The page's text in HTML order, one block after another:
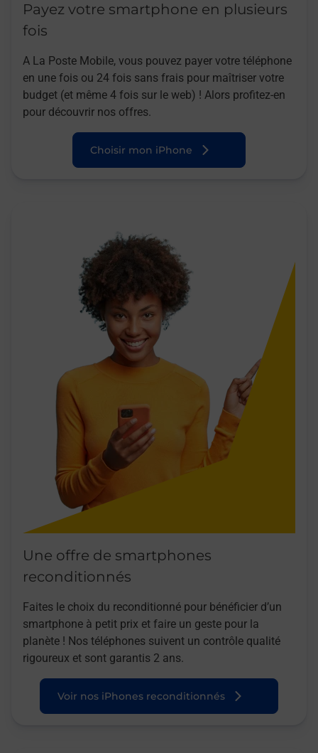
Payez votre smartphone en plusieurs
fois
A La Poste Mobile, vous pouvez payer votre téléphone
en une fois ou 24 fois sans frais pour maîtriser votre
budget (et même 4 fois sur le web) ! Alors profitez-en
pour découvrir nos offres.
Choisir mon iPhone
Une offre de smartphones
reconditionnés
Faites le choix du reconditionné pour bénéficier d’un
smartphone à petit prix et faire un geste pour la
planète ! Nos téléphones suivent un contrôle qualité
rigoureux et sont garantis 2 ans.
Voir nos iPhones reconditionnés